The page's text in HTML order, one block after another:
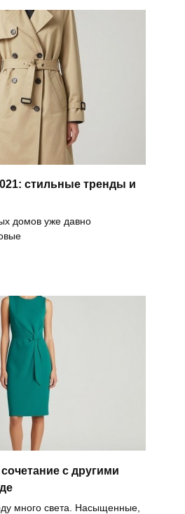
стильные тренды и
домов уже давно
с другими
много света. Насыщенные,